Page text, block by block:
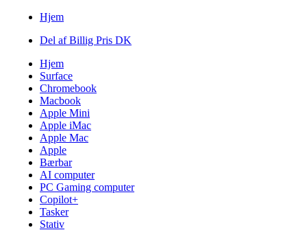
Hjem
Del af Billig Pris DK
Hjem
Surface
Chromebook
Macbook
Apple Mini
Apple iMac
Apple Mac
Apple
Bærbar
AI computer
PC Gaming computer
Copilot+
Tasker
Stativ